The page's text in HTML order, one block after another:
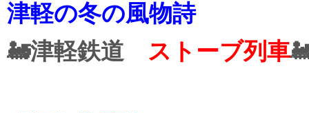
津軽の冬の風物詩
🚂津軽鉄道 ストーブ列車